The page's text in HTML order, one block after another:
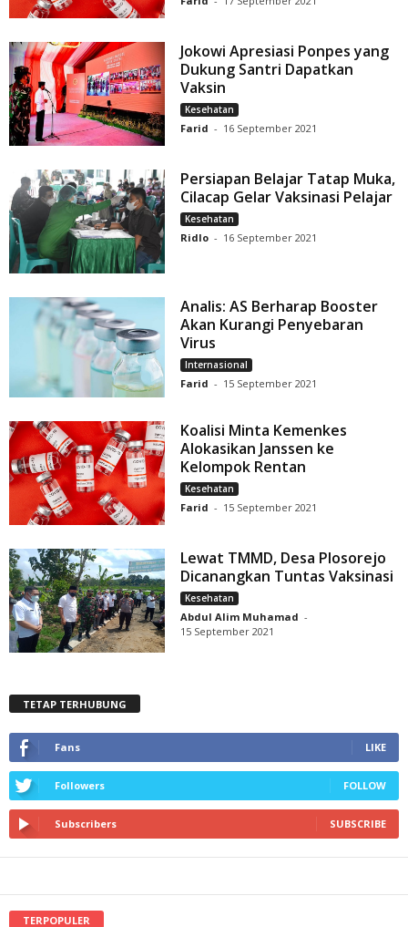
Jokowi Apresiasi Ponpes yang
Dukung Santri Dapatkan
Vaksin
Kesehatan
Farid - 16 September 2021
Persiapan Belajar Tatap Muka,
Cilacap Gelar Vaksinasi Pelajar
Kesehatan
Ridlo - 16 September 2021
Analis: AS Berharap Booster
Akan Kurangi Penyebaran
Virus
Internasional
Farid - 15 September 2021
Koalisi Minta Kemenkes
Alokasikan Janssen ke
Kelompok Rentan
Kesehatan
Farid - 15 September 2021
Lewat TMMD, Desa Plosorejo
Dicanangkan Tuntas Vaksinasi
Kesehatan
Abdul Alim Muhamad -
15 September 2021
TETAP TERHUBUNG
Fans LIKE
Followers FOLLOW
Subscribers SUBSCRIBE
TERPOPULER